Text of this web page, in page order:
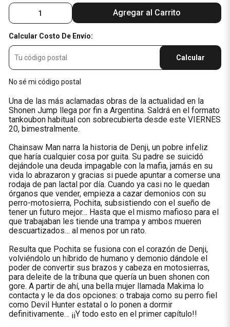
Agregar al Carrito
Calcular Costo De Envío:
Calcular
No sé mi código postal
Una de las más aclamadas obras de la actualidad en la
Shonen Jump llega por fin a Argentina. Saldrá en el formato
tankoubon habitual con sobrecubierta desde este VIERNES
20, bimestralmente.
Chainsaw Man narra la historia de Denji, un pobre infeliz
que haría cualquier cosa por guita. Su padre se suicidó
dejándole una deuda impagable con la mafia, jamás en su
vida lo abrazaron y gracias si puede apuntar a comerse una
rodaja de pan lactal por día. Cuando ya casi no le quedan
órganos que vender, empieza a cazar demonios con su
perro-motosierra, Pochita, subsistiendo con el sueño de
tener un futuro mejor… Hasta que el mismo mafioso para el
que trabajaban les tiende una trampa y ambos mueren
descuartizados… al menos por un rato.
Resulta que Pochita se fusiona con el corazón de Denji,
volviéndolo un híbrido de humano y demonio dándole el
poder de convertir sus brazos y cabeza en motosierras,
para deleite de la tribuna que quería un buen shonen con
gore. A partir de ahí, una bella mujer llamada Makima lo
contacta y le da dos opciones: o trabaja como su perro fiel
como Devil Hunter estatal o lo ponen a dormir
definitivamente… ¡¡Y todo esto en el primer capítulo!!